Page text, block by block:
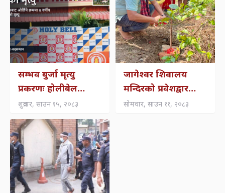
सम्भव बुर्जा मृत्यु
प्रकरणः होलीबेल
स्कुलको लापरबाही,
चालक–सहचालकमाथि
सवारी ज्यान मुद्दामा
अनुसन्धान
शुक्रवार, साउन १५, २०८३
जागेश्वर शिवालय
मन्दिरको प्रवेशद्वार
शिलान्यास, धार्मिक
सोमवार, साउन ११, २०८३